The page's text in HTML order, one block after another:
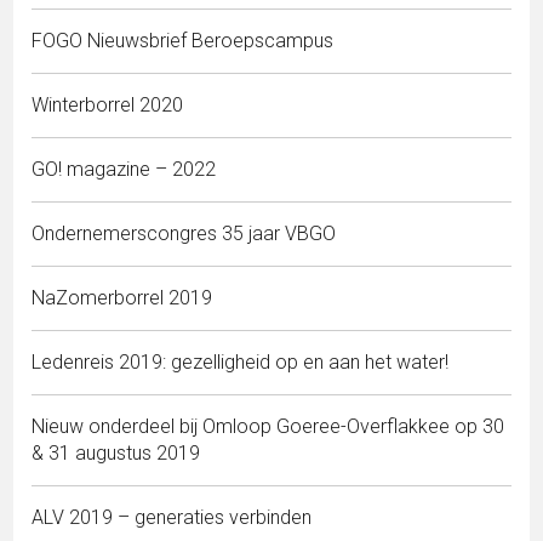
FOGO Nieuwsbrief Beroepscampus
Winterborrel 2020
GO! magazine – 2022
Ondernemerscongres 35 jaar VBGO
NaZomerborrel 2019
Ledenreis 2019: gezelligheid op en aan het water!
Nieuw onderdeel bij Omloop Goeree-Overflakkee op 30
& 31 augustus 2019
ALV 2019 – generaties verbinden